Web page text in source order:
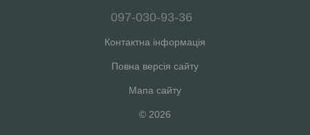
097-030-93-36
Контактна інформація
Повна версія сайту
Мапа сайту
© 2026